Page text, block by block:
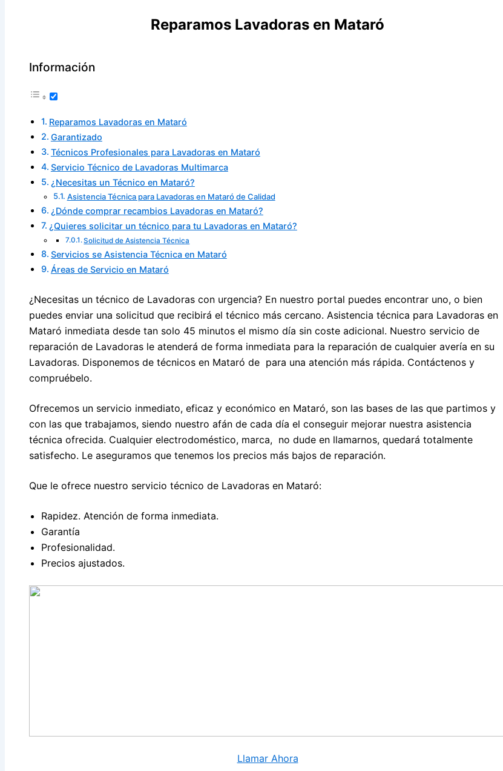
Reparamos Lavadoras en Mataró
Información
Reparamos Lavadoras en Mataró
Garantizado
Técnicos Profesionales para Lavadoras en Mataró
Servicio Técnico de Lavadoras Multimarca
¿Necesitas un Técnico en Mataró?
Asistencia Técnica para Lavadoras en Mataró de Calidad
¿Dónde comprar recambios Lavadoras en Mataró?
¿Quieres solicitar un técnico para tu Lavadoras en Mataró?
Solicitud de Asistencia Técnica
Servicios se Asistencia Técnica en Mataró
Áreas de Servicio en Mataró
¿Necesitas un técnico de Lavadoras con urgencia? En nuestro portal puedes encontrar uno, o bien
puedes enviar una solicitud que recibirá el técnico más cercano. Asistencia técnica para Lavadoras en
Mataró inmediata desde tan solo 45 minutos el mismo día sin coste adicional. Nuestro servicio de
reparación de Lavadoras le atenderá de forma inmediata para la reparación de cualquier avería en su
Lavadoras. Disponemos de técnicos en Mataró de para una atención más rápida. Contáctenos y
compruébelo.
Ofrecemos un servicio inmediato, eficaz y económico en Mataró, son las bases de las que partimos y
con las que trabajamos, siendo nuestro afán de cada día el conseguir mejorar nuestra asistencia
técnica ofrecida. Cualquier electrodoméstico, marca, no dude en llamarnos, quedará totalmente
satisfecho. Le aseguramos que tenemos los precios más bajos de reparación.
Que le ofrece nuestro servicio técnico de Lavadoras en Mataró:
Rapidez. Atención de forma inmediata.
Garantía
Profesionalidad.
Precios ajustados.
Llamar Ahora